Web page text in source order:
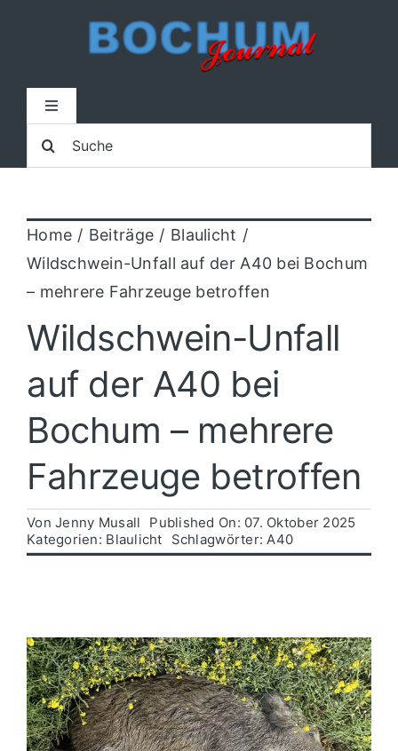
Toggle
Home
Blaulicht
Sport
Kultur
Politik
Suche
nach:
Home Beiträge
Blaulicht
Wildschwein-Unfall auf der A40 bei Bochum
– mehrere Fahrzeuge betroffen
Wildschwein-Unfall
auf der A40 bei
Bochum – mehrere
Fahrzeuge betroffen
VonJenny Musall
Published On: 07. Oktober 2025
Kategorien: Blaulicht Schlagwörter:A40